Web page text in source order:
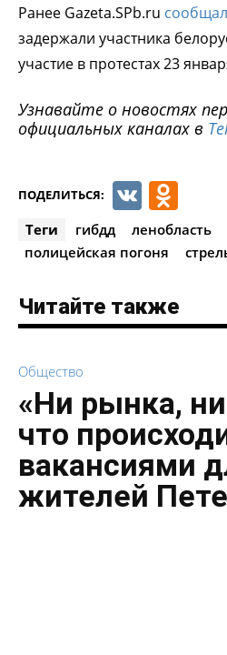
Ранее Gazeta.SPb.ru
задержали участника
участие в протестах 23
Узнавайте о новостях
официальных каналах в
ПОДЕЛИТЬСЯ: VK
Теги гибдд ленобласть
полицейская погоня
Читайте также
Общество
«Ни рынка,
что
вакансиями
жителей